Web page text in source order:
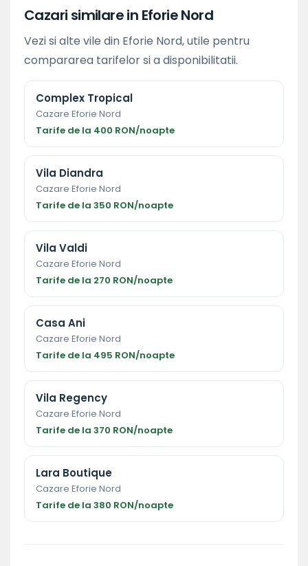
Cazari similare in Eforie Nord
Vezi si alte vile din Eforie Nord, utile pentru
compararea tarifelor si a disponibilitatii.
Complex Tropical
Cazare Eforie Nord
Tarife de la 400 RON/noapte
Vila Diandra
Cazare Eforie Nord
Tarife de la 350 RON/noapte
Vila Valdi
Cazare Eforie Nord
Tarife de la 270 RON/noapte
Casa Ani
Cazare Eforie Nord
Tarife de la 495 RON/noapte
Vila Regency
Cazare Eforie Nord
Tarife de la 370 RON/noapte
Lara Boutique
Cazare Eforie Nord
Tarife de la 380 RON/noapte